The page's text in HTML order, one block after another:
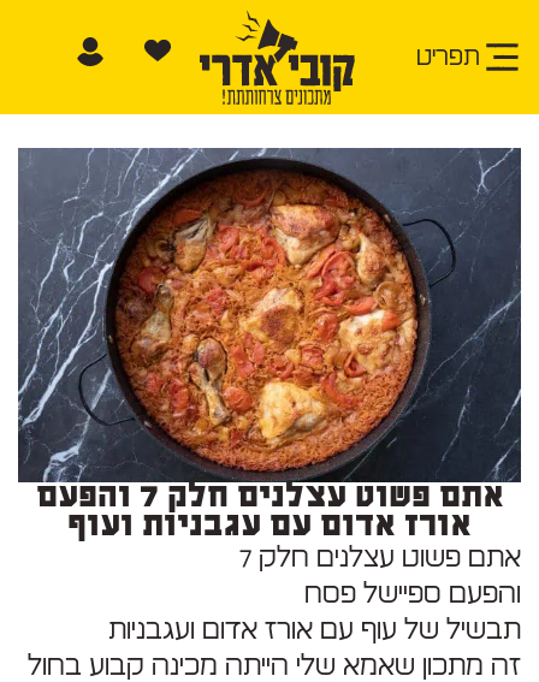
תפריט
אתם פשוט עצלנים חלק 7 והפעם
אורז אדום עם עגבניות ועוף
אתם פשוט עצלנים חלק 7
והפעם ספיישל פסח
תבשיל של עוף עם אורז אדום ועגבניות
זה מתכון שאמא שלי הייתה מכינה קבוע בחול